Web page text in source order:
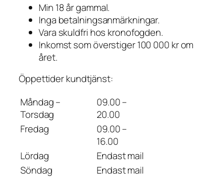
Min 18 år gammal.
Inga betalningsanmärkningar.
Vara skuldfri hos kronofogden.
Inkomst som överstiger 100 000 kr om
året.
Öppettider kundtjänst:
Måndag –
Torsdag
09.00 –
20.00
Fredag
09.00 –
16.00
Lördag
Endast mail
Söndag
Endast mail